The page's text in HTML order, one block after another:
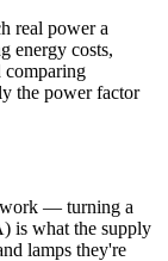
real power a
energy costs,
comparing
the power factor
work — turning a
is what the supply
lamps they're